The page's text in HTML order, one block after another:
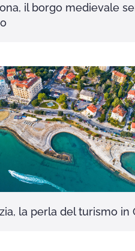
il borgo medievale
la perla del turismo in